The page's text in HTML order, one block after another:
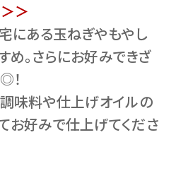
＞
にある玉ねぎやもやし
め。さらにお好みできざ
！
調味料や仕上げオイルの
お好みで仕上げてくださ